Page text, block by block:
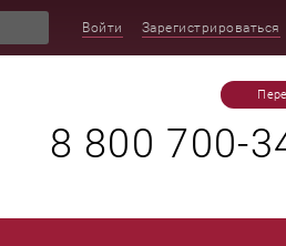
Войти Зарегистрироваться
8 800 700-